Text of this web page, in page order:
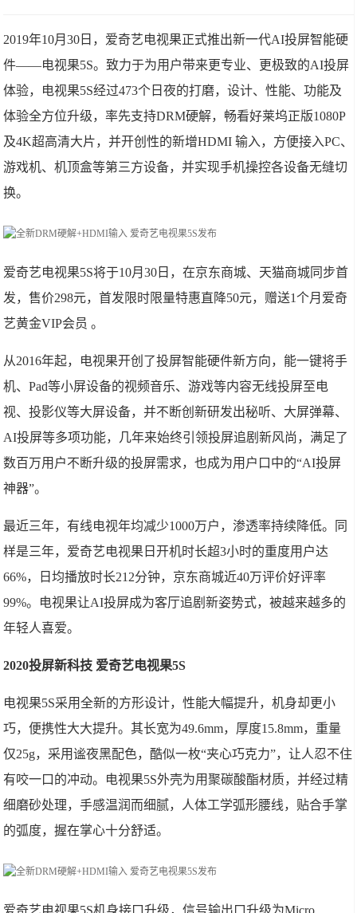
2019年10月30日，爱奇艺电视果正式推出新一代AI投屏智能硬
件——电视果5S。致力于为用户带来更专业、更极致的AI投屏
体验，电视果5S经过473个日夜的打磨，设计、性能、功能及
体验全方位升级，率先支持DRM硬解，畅看好莱坞正版1080P
及4K超高清大片，并开创性的新增HDMI 输入，方便接入PC、
游戏机、机顶盒等第三方设备，并实现手机操控各设备无缝切
换。
爱奇艺电视果5S将于10月30日，在京东商城、天猫商城同步首
发，售价298元，首发限时限量特惠直降50元，赠送1个月爱奇
艺黄金VIP会员 。
从2016年起，电视果开创了投屏智能硬件新方向，能一键将手
机、Pad等小屏设备的视频音乐、游戏等内容无线投屏至电
视、投影仪等大屏设备，并不断创新研发出秘听、大屏弹幕、
AI投屏等多项功能，几年来始终引领投屏追剧新风尚，满足了
数百万用户不断升级的投屏需求，也成为用户口中的“AI投屏
神器”。
最近三年，有线电视年均减少1000万户，渗透率持续降低。同
样是三年，爱奇艺电视果日开机时长超3小时的重度用户达
66%，日均播放时长212分钟，京东商城近40万评价好评率
99%。电视果让AI投屏成为客厅追剧新姿势式，被越来越多的
年轻人喜爱。
2020投屏新科技 爱奇艺电视果5S
电视果5S采用全新的方形设计，性能大幅提升，机身却更小
巧，便携性大大提升。其长宽为49.6mm，厚度15.8mm，重量
仅25g，采用谧夜黑配色，酷似一枚“夹心巧克力”，让人忍不住
有咬一口的冲动。电视果5S外壳为用聚碳酸酯材质，并经过精
细磨砂处理，手感温润而细腻，人体工学弧形腰线，贴合手掌
的弧度，握在掌心十分舒适。
爱奇艺电视果5S机身接口升级，信号输出口升级为Micro